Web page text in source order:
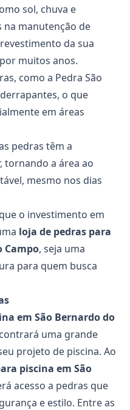
sol, chuva e
manutenção de
da sua
muitos anos.
como a Pedra São
o que
em áreas
pedras têm a
tornando a área ao
mesmo nos dias
o investimento em
loja de pedras para
Campo, seja uma
para quem busca
em São Bernardo do
uma grande
projeto de piscina. Ao
piscina em São
acesso a pedras que
e estilo. Entre as